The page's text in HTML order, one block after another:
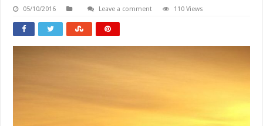
05/10/2016 Leave a comment 110 Views